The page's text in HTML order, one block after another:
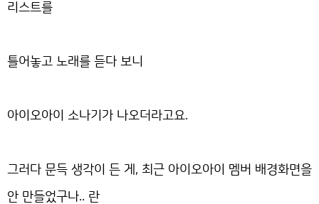
리스트를
틀어놓고 노래를 듣다 보니
아이오아이 소나기가 나오더라고요.
그러다 문득 생각이 든 게, 최근 아이오아이 멤버 배경화면을
안 만들었구나.. 란